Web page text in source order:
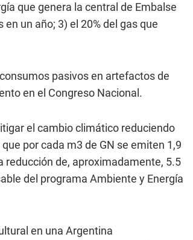
que genera la central de Embalse
un año; 3) el 20% del gas que
pasivos en artefactos de
en el Congreso Nacional.
el cambio climático reduciendo
por cada m3 de GN se emiten 1,9
reducción de, aproximadamente, 5.5
del programa Ambiente y Energía
en una Argentina